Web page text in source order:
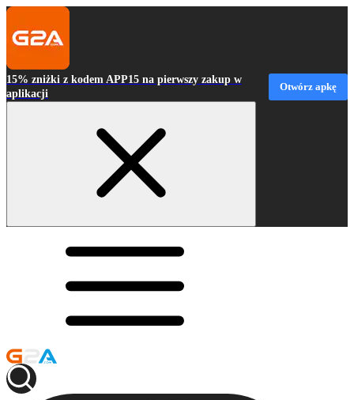
15% zniżki z kodem APP15 na pierwszy zakup w
aplikacji
Otwórz apkę